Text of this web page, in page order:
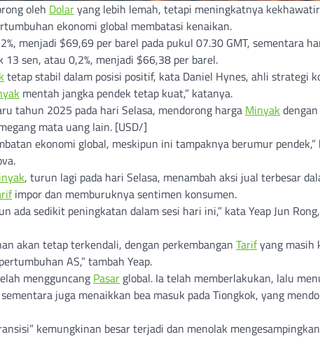
oleh Dolaryang lebih lemah, tetapi meningkatnya
ekonomi global membatasi kenaikan.
menjadi $69,69 per barel pada pukul 07.30 GMT, sementara
sen, atau 0,2%, menjadi $66,38 per barel.
tetap stabil dalam posisi positif, kata Daniel Hynes, ahli strategi
mentah jangka pendek tetap kuat,” katanya.
tahun 2025 pada hari Selasa, mendorong harga Minyak
mata uang lain. [USD/]
ekonomi global, meskipun ini tampaknya berumur pendek,”
, turun lagi pada hari Selasa, menambah aksi jual terbesar
impor dan memburuknya sentimen konsumen.
ada sedikit peningkatan dalam sesi hari ini,” kata Yeap Jun
akan tetap terkendali, dengan perkembangan Tarifyang masih
AS,” tambah Yeap.
mengguncang Pasar global. Ia telah memberlakukan, lalu
juga menaikkan bea masuk pada Tiongkok, yang
kemungkinan besar terjadi dan menolak mengesampingkan